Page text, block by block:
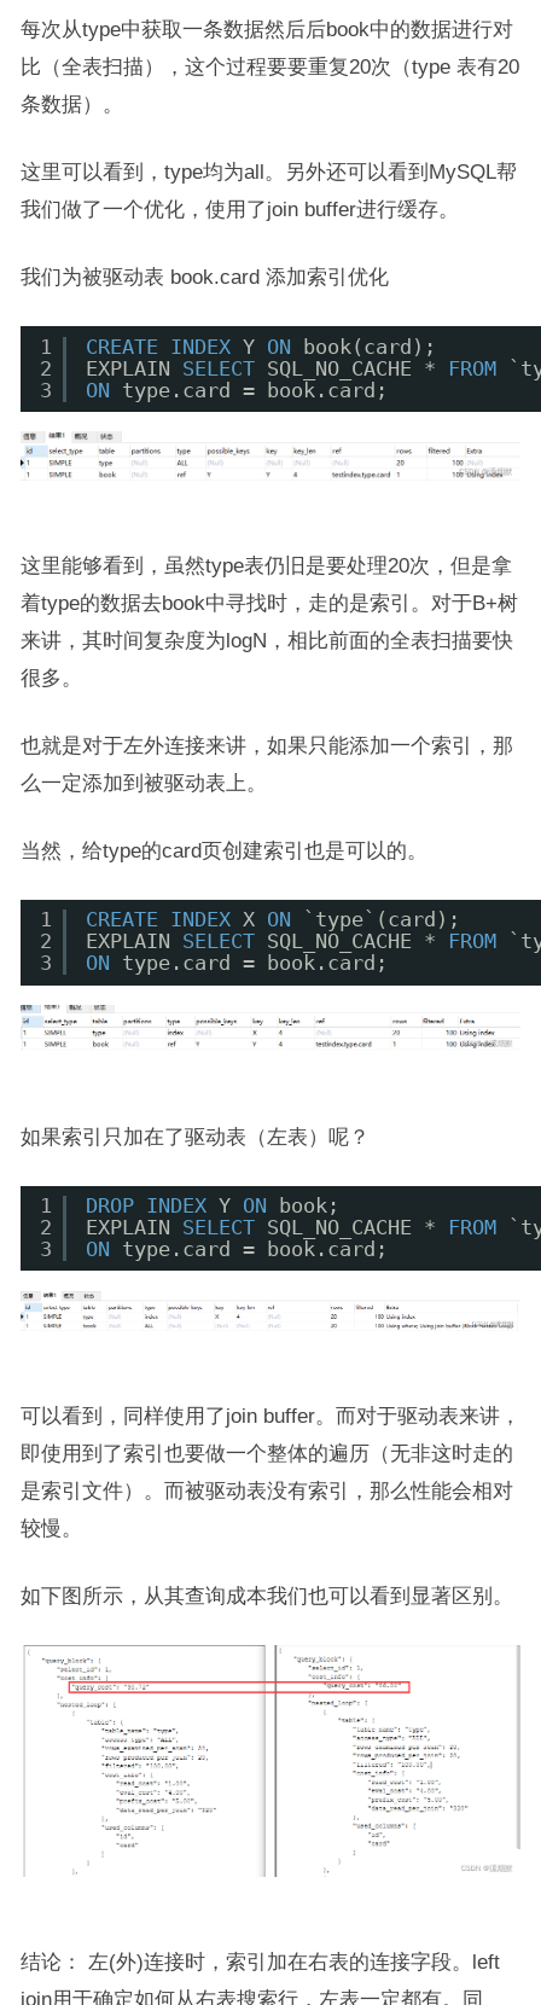
每次从type中获取一条数据然后后book中的数据进行对
比（全表扫描），这个过程要要重复20次（type 表有20
条数据）。
这里可以看到，type均为all。另外还可以看到MySQL帮
我们做了一个优化，使用了join buffer进行缓存。
我们为被驱动表 book.card 添加索引优化
1
2
3
CREATE INDEX Y ON
book(card);
EXPLAIN SELECT SQL_NO_CACHE * FROM
ON
type.card = book.card;
这里能够看到，虽然type表仍旧是要处理20次，但是拿
着type的数据去book中寻找时，走的是索引。对于B+树
来讲，其时间复杂度为logN，相比前面的全表扫描要快
很多。
也就是对于左外连接来讲，如果只能添加一个索引，那
么一定添加到被驱动表上。
当然，给type的card页创建索引也是可以的。
1
2
3
CREATE INDEX X ON
`type`(card);
EXPLAIN SELECT SQL_NO_CACHE * FROM
ON
type.card = book.card;
如果索引只加在了驱动表（左表）呢？
1
2
3
DROP INDEX Y ON
book;
EXPLAIN SELECT SQL_NO_CACHE * FROM
ON
type.card = book.card;
可以看到，同样使用了join buffer。而对于驱动表来讲，
即使用到了索引也要做一个整体的遍历（无非这时走的
是索引文件）。而被驱动表没有索引，那么性能会相对
较慢。
如下图所示，从其查询成本我们也可以看到显著区别。
结论： 左(外)连接时，索引加在右表的连接字段。left
join用于确定如何从右表搜索行，左表一定都有。同